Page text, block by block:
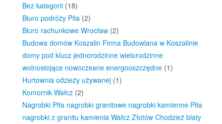
Bez kategorii (18)
Biuro podróży Piła (2)
Biuro rachunkowe Wrocław (2)
Budowa domów Koszalin Firma Budowlana w Koszalinie
domy pod klucz jednorodzinne wielorodzinne
wolnostojące nowoczesne energooszczędne (1)
Hurtownia odzieży używanej (1)
Komornik Wałcz (2)
Nagrobki Piła nagrobki granitowe nagrobki kamienne Piła
nagrobki z granitu kamienia Wałcz Złotów Chodzież blaty